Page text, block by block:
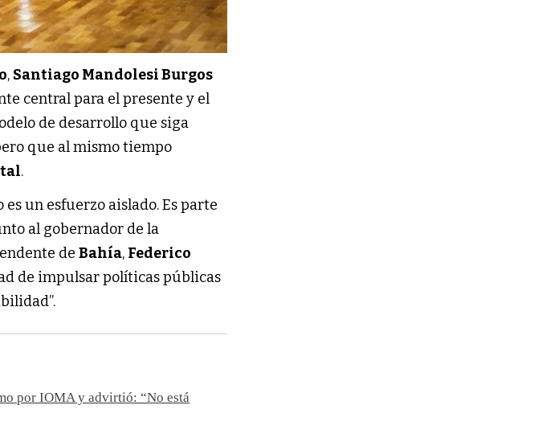
, Santiago Mandolesi Burgos
central para el presente y el
de desarrollo que siga
que al mismo tiempo
.
un esfuerzo aislado. Es parte
al gobernador de la
deBahía, Federico
de impulsar políticas públicas
por IOMA y advirtió: “No está